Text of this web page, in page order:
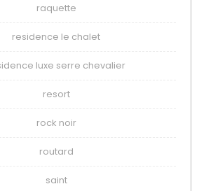
raquette
residence le chalet
luxe serre chevalier
resort
rock noir
routard
saint